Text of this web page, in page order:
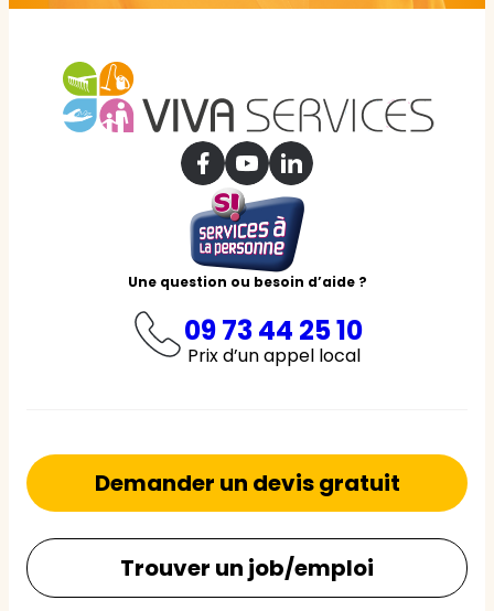
Une question ou besoin d’aide ?
09 73 44 25 10
Prix d’un appel local
Demander un devis gratuit
Trouver un job/emploi